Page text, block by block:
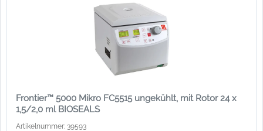
Frontier™ 5000 Mikro FC5515 ungekühlt, mit Rotor 24 x
1,5/2,0 ml BIOSEALS
Artikelnummer: 39593